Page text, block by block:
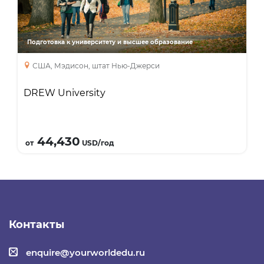
Подготовка к университету и высшее образование
США, Мэдисон, штат Нью-Джерси
DREW University
от44,430 USD/год
искусств (Liberal Arts College) в Нью-Джерси
в 45 минутах от Нью-Йорка; программа
двойной степени с Columbia University по
инжинирингу; семестры в Нью-Йорке;
доступны стипендии до $9,000.
Контакты
enquire@yourworldedu.ru